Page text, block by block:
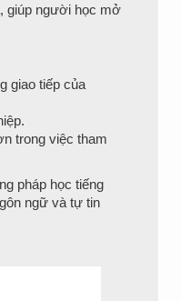
giúp người học mở
giao tiếp của
trong việc tham
pháp học tiếng
ngữ và tự tin